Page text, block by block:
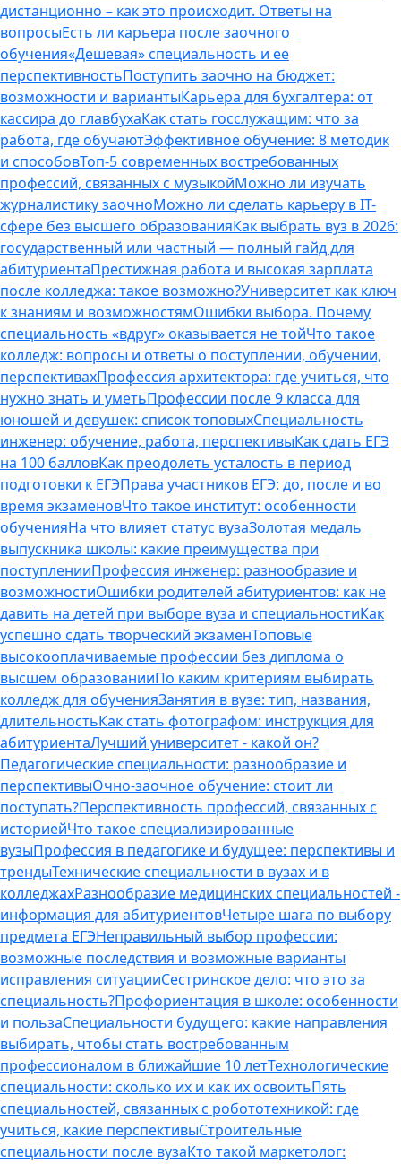
дистанционно – как это происходит. Ответы на
вопросыЕсть ли карьера после заочного
обучения«Дешевая» специальность и ее
перспективностьПоступить заочно на бюджет:
возможности и вариантыКарьера для бухгалтера: от
кассира до главбухаКак стать госслужащим: что за
работа, где обучаютЭффективное обучение: 8 методик
и способовТоп-5 современных востребованных
профессий, связанных с музыкойМожно ли изучать
журналистику заочноМожно ли сделать карьеру в IT-
сфере без высшего образованияКак выбрать вуз в 2026:
государственный или частный — полный гайд для
абитуриентаПрестижная работа и высокая зарплата
после колледжа: такое возможно?Университет как ключ
к знаниям и возможностямОшибки выбора. Почему
специальность «вдруг» оказывается не тойЧто такое
колледж: вопросы и ответы о поступлении, обучении,
перспективахПрофессия архитектора: где учиться, что
нужно знать и уметьПрофессии после 9 класса для
юношей и девушек: список топовыхСпециальность
инженер: обучение, работа, перспективыКак сдать ЕГЭ
на 100 балловКак преодолеть усталость в период
подготовки к ЕГЭПрава участников ЕГЭ: до, после и во
время экзаменовЧто такое институт: особенности
обученияНа что влияет статус вузаЗолотая медаль
выпускника школы: какие преимущества при
поступленииПрофессия инженер: разнообразие и
возможностиОшибки родителей абитуриентов: как не
давить на детей при выборе вуза и специальностиКак
успешно сдать творческий экзаменТоповые
высокооплачиваемые профессии без диплома о
высшем образованииПо каким критериям выбирать
колледж для обученияЗанятия в вузе: тип, названия,
длительностьКак стать фотографом: инструкция для
абитуриентаЛучший университет - какой он?
Педагогические специальности: разнообразие и
перспективыОчно-заочное обучение: стоит ли
поступать?Перспективность профессий, связанных с
историейЧто такое специализированные
вузыПрофессия в педагогике и будущее: перспективы и
трендыТехнические специальности в вузах и в
колледжахРазнообразие медицинских специальностей -
информация для абитуриентовЧетыре шага по выбору
предмета ЕГЭНеправильный выбор профессии:
возможные последствия и возможные варианты
исправления ситуацииСестринское дело: что это за
специальность?Профориентация в школе: особенности
и пользаСпециальности будущего: какие направления
выбирать, чтобы стать востребованным
профессионалом в ближайшие 10 летТехнологические
специальности: сколько их и как их освоитьПять
специальностей, связанных с робототехникой: где
учиться, какие перспективыСтроительные
специальности после вузаКто такой маркетолог: